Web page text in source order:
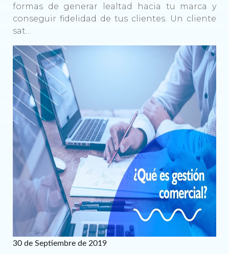
formas de generar lealtad hacia tu marca y
conseguir fidelidad de tus clientes. Un cliente
sat…
30 de Septiembre de 2019